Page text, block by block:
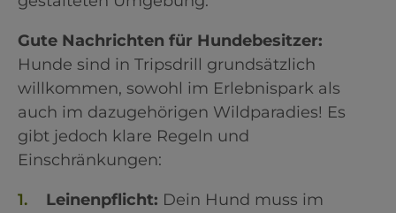
Gute Nachrichten für Hundebesitzer:
Hunde sind in Tripsdrill grundsätzlich
willkommen, sowohl im Erlebnispark als
auch im dazugehörigen Wildparadies! Es
gibt jedoch klare Regeln und
Einschränkungen:
Leinenpflicht: Dein Hund muss im